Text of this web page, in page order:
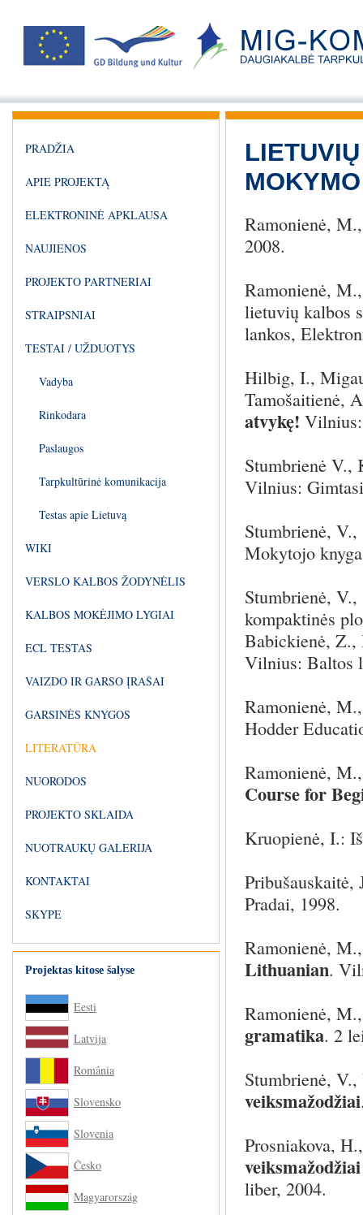
PRADŽIA
APIE PROJEKTĄ
ELEKTRONINĖ APKLAUSA
NAUJIENOS
PROJEKTO PARTNERIAI
STRAIPSNIAI
TESTAI / UŽDUOTYS
Vadyba
Rinkodara
Paslaugos
Tarpkultūrinė komunikacija
Testas apie Lietuvą
WIKI
VERSLO KALBOS ŽODYNĖLIS
KALBOS MOKĖJIMO LYGIAI
ECL TESTAS
VAIZDO IR GARSO ĮRAŠAI
GARSINĖS KNYGOS
LITERATŪRA
NUORODOS
PROJEKTO SKLAIDA
NUOTRAUKŲ GALERIJA
KONTAKTAI
SKYPE
Projektas kitose šalyse
Eesti
Latvija
România
Slovensko
Slovenia
Česko
Magyarország
Ramonienė,
2008.
Ramonienė,
lietuvių kalbos
lankos,
Hilbig, I.,
Tamošaitienė,
atvykę!
Stumbrienė
Vilnius:
Stumbrienė,
Mokytojo
Stumbrienė,
kompaktinės
Babickienė, Z.,
Vilnius: Baltos
Ramonienė,
Hodder
Ramonienė,
Course for
Kruopienė, I.:
Pradai, 1998.
Ramonienė,
Lithuanian.
Ramonienė,
gramatika. 2
Stumbrienė,
veiksmažodžiai
Prosniakova,
veiksmažodžiai
liber, 2004.